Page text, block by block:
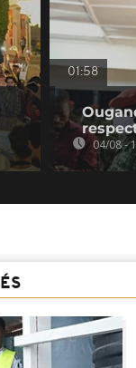
01:58
04/08 -